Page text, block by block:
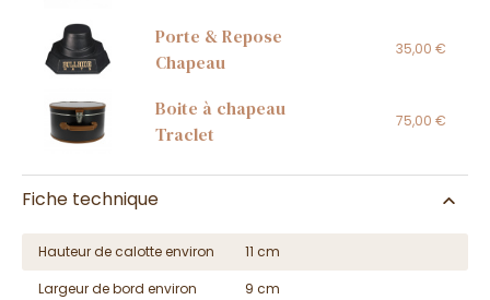
Porte & Repose
Chapeau
35,00 €
Boite à chapeau
Traclet
75,00 €
Fiche technique
Hauteur de calotte environ
11 cm
Largeur de bord environ
9 cm